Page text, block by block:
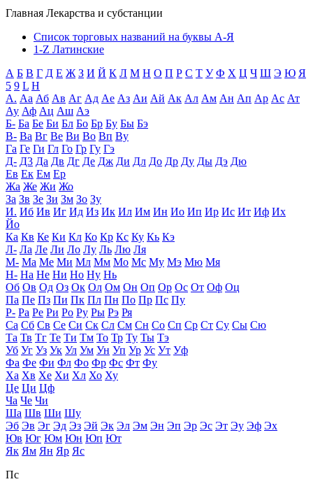
Главная Лекарства и субстанции
Список торговых названий на буквы А-Я
1-Z Латинские
А Б В Г Д Е Ж З И Й К Л М Н О П Р С Т У Ф Х Ц Ч Ш Э Ю Я
5 9 L H
А. Аа Аб Ав Аг Ад Ае Аз Аи Ай Ак Ал Ам Ан Ап Ар Ас Ат
Ау Аф Ац Аш Аэ
Б- Ба Бе Би Бл Бо Бр Бу Бы Бэ
В- Ва Вг Ве Ви Во Вп Ву
Га Ге Ги Гл Го Гр Гу Гэ
Д- Д3 Да Дв Дг Де Дж Ди Дл До Др Ду Ды Дэ Дю
Ев Ек Ем Ер
Жа Же Жи Жо
За Зв Зе Зи Зм Зо Зу
И. Иб Ив Иг Ид Из Ик Ил Им Ин Ио Ип Ир Ис Ит Иф Их
Йо
Ка Кв Ке Ки Кл Ко Кр Кс Ку Кь Кэ
Л- Ла Ле Ли Ло Лу Ль Лю Ля
М- Ма Ме Ми Мл Мм Мо Мс Му Мэ Мю Мя
Н- На Не Ни Но Ну Нь
Об Ов Од Оз Ок Ол Ом Он Оп Ор Ос От Оф Оц
Па Пе Пз Пи Пк Пл Пн По Пр Пс Пу
Р- Ра Ре Ри Ро Ру Ры Рэ Ря
Са Сб Св Се Си Ск Сл См Сн Со Сп Ср Ст Су Сы Сю
Та Тв Тг Те Ти Тм То Тр Ту Ты Тэ
Уб Уг Уз Ук Ул Ум Ун Уп Ур Ус Ут Уф
Фа Фе Фи Фл Фо Фр Фс Фт Фу
Ха Хв Хе Хи Хл Хо Ху
Це Ци Цф
Ча Че Чи
Ша Шв Ши Шу
Эб Эв Эг Эд Эз Эй Эк Эл Эм Эн Эп Эр Эс Эт Эу Эф Эх
Юв Юг Юм Юн Юп Ют
Як Ям Ян Яр Яс
Пс